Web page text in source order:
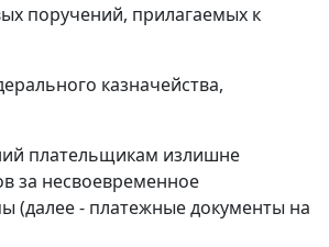
поручений, прилагаемых к
казначейства,
плательщикам излишне
за несвоевременное
(далее - платежные документы на